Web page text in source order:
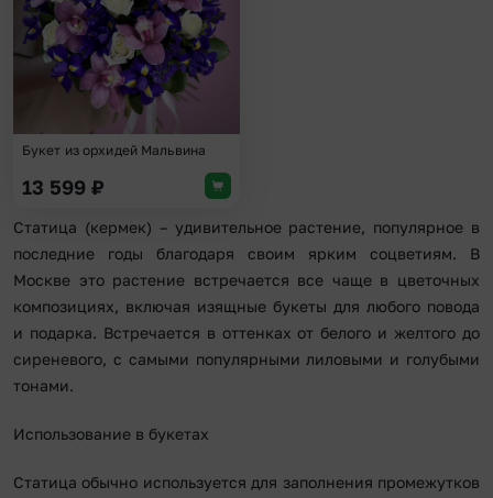
Букет из орхидей Мальвина
13 599 ₽
Статица (кермек) – удивительное растение, популярное в
последние годы благодаря своим ярким соцветиям. В
Москве это растение встречается все чаще в цветочных
композициях, включая изящные букеты для любого повода
и подарка. Встречается в оттенках от белого и желтого до
сиреневого, с самыми популярными лиловыми и голубыми
тонами.
Использование в букетах
Статица обычно используется для заполнения промежутков